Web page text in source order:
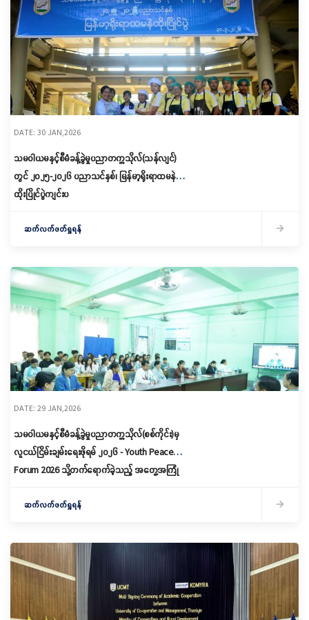
DATE: 30 JAN,2026
သမဝါယမနှင့်စီမံခန့်ခွဲမှုပညာတက္ကသိုလ်(သန်လျင်)
တွင် ၂၀၂၅-၂၀၂၆ ပညာသင်နှစ်၊ မြန်မာ့ရိုးရာထမနဲ
ထိုးပြိုင်ပွဲကျင်းပ
ဆက်လက်ဖတ်ရှုရန်
DATE: 29 JAN,2026
သမဝါယမနှင့်စီမံခန့်ခွဲမှုပညာတက္ကသိုလ်(စစ်ကိုင်း)မှ
လူငယ်ငြိမ်းချမ်းရေးဖိုရမ် ၂၀၂၆ - Youth Peace
Forum 2026 သို့တက်ရောက်ခဲ့သည့် အတွေ့အကြုံ
ဆက်လက်ဖတ်ရှုရန်